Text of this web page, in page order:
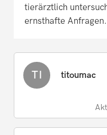
tierärztlich
ernsthafte Anfragen.
TI titoumac